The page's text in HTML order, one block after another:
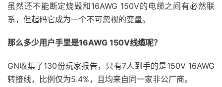
虽然还不能断定烧毁和16AWG 150V的电缆之间有必然联
系，但起码它成为一个不可忽视的变量。
那么多少用户手里是16AWG 150V线缆呢？
GN收集了130份玩家报告，只有7人到手的是150V 16AWG
转接线，比例仅为5.4%，且均来自同一家非公厂商。